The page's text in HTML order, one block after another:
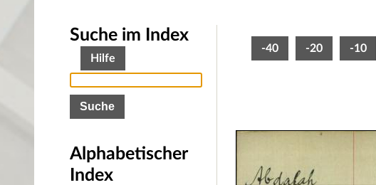
-40 -20 -10
Suche im Index
Hilfe
Alphabetischer
Index